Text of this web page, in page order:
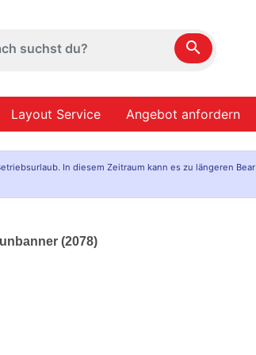
search
Layout Service Angebot anfordern
In diesem Zeitraum kann es zu längeren
(2078)